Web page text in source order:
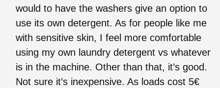
would to have the washers give an option to
use its own detergent. As for people like me
with sensitive skin, I feel more comfortable
using my own laundry detergent vs whatever
is in the machine. Other than that, it’s good.
Not sure it’s inexpensive. As loads cost 5€